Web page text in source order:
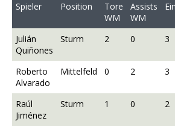
Spieler Position
Tore
WM
Assists
WM
Julián
Quiñones
Sturm 2 0 3
Roberto
Alvarado
Mittelfeld 0 2 3
Raúl
Jiménez
Sturm 1 0 2